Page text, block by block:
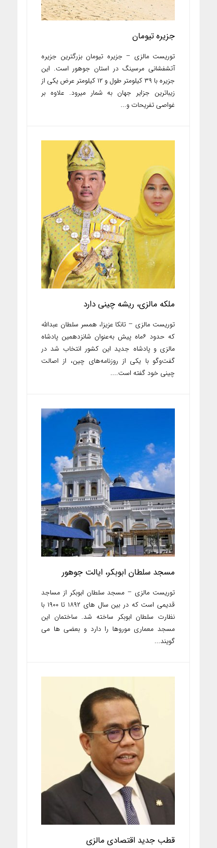
جزیره تیومان
توریست مالزی – جزیره تیومان بزرگترین جزیره
آتشفشانی مرسینگ در استان جوهور است. این
جزیره با ۳۹ کیلومتر طول و ۱۲ کیلومتر عرض یکی از
زیباترین جزایر جهان به شمار میرود. علاوه بر
غواصی تفریحات و...
ملکه مالزی، ریشه چینی دارد
توریست مالزی – تانکا عزیزا، همسر سلطان عبدالله
که حدود ۶‌ماه پیش به‌عنوان شانزدهمین پادشاه
مالزی و پادشاه جدید این کشور انتخاب شد در
گفت‌وگو با یکی از روزنامه‌های چین، از اصالت
چینی خود گفته است....
مسجد سلطان ابوبکر، ایالت جوهور
توریست مالزی – مسجد سلطان ابوبکر از مساجد
قدیمی است که در بین سال های ۱۸۹۲ تا ۱۹۰۰ با
نظارت سلطان ابوبکر ساخته شد. ساختمان این
مسجد معماری موروها را دارد و بعضی ها می
گویند...
قطب جدید اقتصادی مالزی